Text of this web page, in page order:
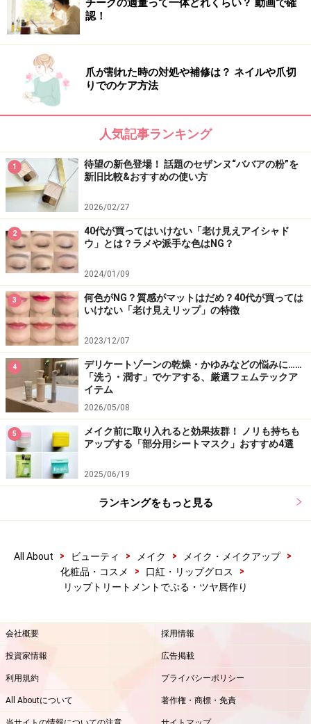
UP！ あぶらっぽさもなく、まさにリップ美容液のよう
に使えます。
【商品お問合せ先】エレガンス コスメティックス
0120-766-995
※記事内容は執筆時点のものです。最新の内容をご確認くださ
い。
※個人の体質、また、誤った方法による実践に起因して肌荒れや
不調を引き起こす場合があります。実践の際には、必ず自身の体
質及び健康状態を十分に考慮し、正しい方法で行ってください。
また、全ての方への有効性を保証するものではありません。
【編集部おすすめの購入サイト】
Amazonで化粧品・コスメをチェック！
楽天市場で人気のコスメをチェック！
チークの適量って一体どれくらい？ 動画で確
認！
爪が割れた時の対処や補修は？ ネイルや爪切
りでのケア方法
人気記事ランキング
1
待望の新色登場！ 話題のセザンヌ“ババアの粉”を
新旧比較&おすすめの使い方
2026/02/27
2
40代が買ってはいけない「老け見えアイシャド
ウ」とは？ラメや派手な色はNG？
2024/01/09
3
何色がNG？質感がマットはだめ？40代が買っては
いけない「老け見えリップ」の特徴
2023/12/07
4
デリケートゾーンの乾燥・かゆみなどの悩みに……
「洗う・潤す」でケアする、厳選フェムテックア
イテム
2026/05/08
5
メイク前に取り入れると効果抜群！ ノリも持ちも
アップする「部分用シートマスク」おすすめ4選
2025/06/19
ランキングをもっと見る
All About > ビューティ > メイク > メイク・メイクアップ
>
化粧品・コスメ
> 口紅・リップグロス
>
リップトリートメントでぷる・ツヤ唇作り
会社概要 採用情報
投資家情報 広告掲載
利用規約 プライバシーポリシー
All Aboutについて 著作権・商標・免責